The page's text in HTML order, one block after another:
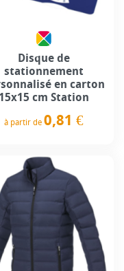
Disque de
stationnement
en carton
15x15 cm Station
à partir de 0,81 €